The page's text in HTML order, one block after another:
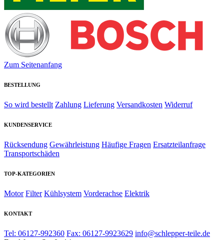
Zum Seitenanfang
BESTELLUNG
So wird bestellt Zahlung Lieferung Versandkosten Widerruf
KUNDENSERVICE
Rücksendung Gewährleistung Häufige Fragen Ersatzteilanfrage
Transportschäden
TOP-KATEGORIEN
Motor Filter Kühlsystem Vorderachse Elektrik
KONTAKT
Tel: 06127-992360 Fax: 06127-9923629 info@schlepper-teile.de